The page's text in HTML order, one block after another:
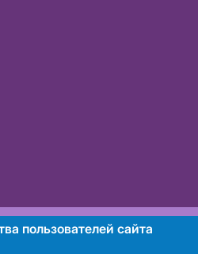
УНП 101007741
пользователей сайта